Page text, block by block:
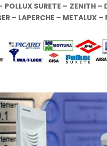
SURETE – ZENITH
– LAPERCHE – METALUX